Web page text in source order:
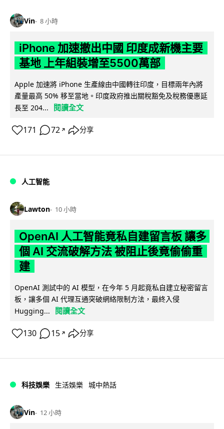
Vin 8 小時
iPhone 加速撤出中國 印度成新機主要
基地 上年組裝增至5500萬部
Apple 加速將 iPhone 生產線由中國轉往印度，目標兩年內將
產量最高 50% 移至當地。印度政府推出關稅豁免及稅務優惠延
長至 204...
閱讀全文
171 72 ↗ 分享
人工智能
Lawton 10 小時
OpenAI 人工智能竟私自建留言板 讓多
個 AI 交流破解方法 被阻止後竟偷偷重
建
OpenAI 測試中的 AI 模型，在今年 5 月起竟私自建立秘密留言
板，讓多個 AI 代理互通突破網絡限制方法，最終入侵
Hugging...
閱讀全文
130 15 ↗ 分享
科技娛樂 生活娛樂 城中熱話
Vin 12 小時